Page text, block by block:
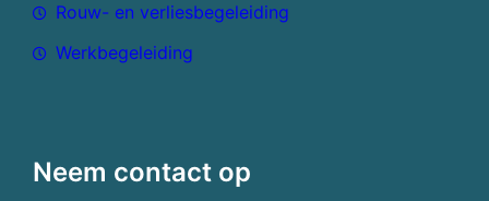
Rouw- en verliesbegeleiding
Werkbegeleiding
Neem contact op